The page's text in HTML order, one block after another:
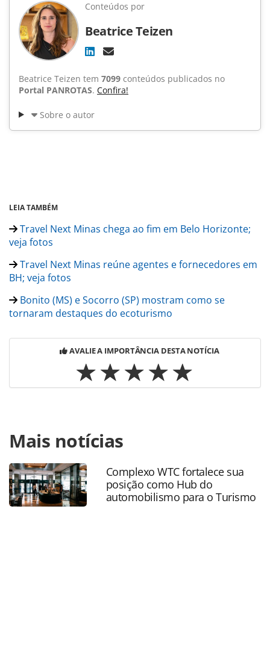
Conteúdos por
Beatrice Teizen
Beatrice Teizen tem 7099 conteúdos publicados no
Portal PANROTAS. Confira!
Sobre o autor
LEIA TAMBÉM
Travel Next Minas chega ao fim em Belo Horizonte;
veja fotos
Travel Next Minas reúne agentes e fornecedores em
BH; veja fotos
Bonito (MS) e Socorro (SP) mostram como se
tornaram destaques do ecoturismo
AVALIE A IMPORTÂNCIA DESTA NOTÍCIA
https://www.panrotas.com.br/mercado/destinos/2023/06/
grosso-do-sul-tera-mais-uma-rota-
gastronomica_197680.html ou as ferramentas oferecidas
na página. Todo o conteúdo produzido pela PANROTAS
Editora é protegido pela legislação brasileira sobre direito
autoral. Não reproduza o conteúdo sem autorização da
Mais notícias
Complexo WTC fortalece sua
posição como Hub do
automobilismo para o Turismo